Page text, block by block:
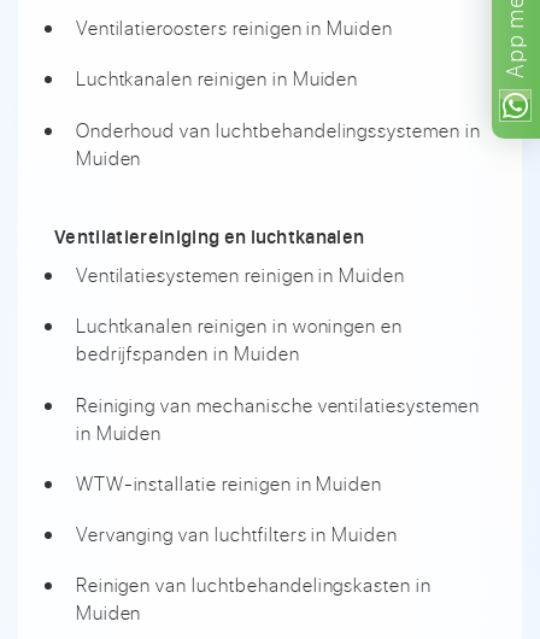
App
Ventilatieroosters reinigen in Muiden
Luchtkanalen reinigen in Muiden
Onderhoud van luchtbehandelingssystemen in
Muiden
Ventilatiereiniging en luchtkanalen
Ventilatiesystemen reinigen in Muiden
Luchtkanalen reinigen in woningen en
bedrijfspanden in Muiden
Reiniging van mechanische ventilatiesystemen
in Muiden
WTW-installatie reinigen in Muiden
Vervanging van luchtfilters in Muiden
Reinigen van luchtbehandelingskasten in
Muiden